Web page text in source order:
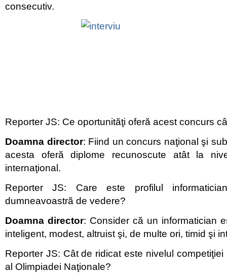
consecutiv.
Reporter JS: Ce oportunităţi oferă acest concurs
Doamna director: Fiind un concurs naţional şi
acesta oferă diplome recunoscute atât la
internaţional.
Reporter JS: Care este profilul
dumneavoastră de vedere?
Doamna director: Consider că un informatician
inteligent, modest, altruist şi, de multe ori, timid şi
Reporter JS: Cât de ridicat este nivelul
al Olimpiadei Naţionale?